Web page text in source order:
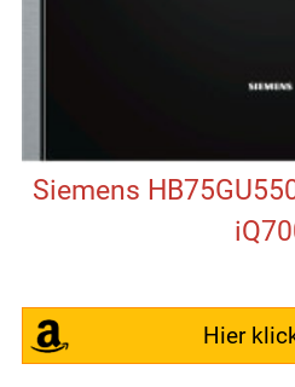
Siemens
Hier